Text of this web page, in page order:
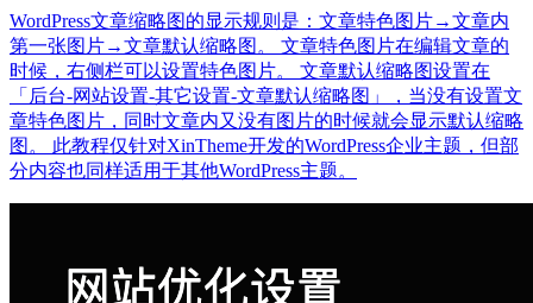
WordPress文章缩略图的显示规则是：文章特色图片→文章内
第一张图片→文章默认缩略图。 文章特色图片在编辑文章的
时候，右侧栏可以设置特色图片。 文章默认缩略图设置在
「后台-网站设置-其它设置-文章默认缩略图」，当没有设置文
章特色图片，同时文章内又没有图片的时候就会显示默认缩略
图。 此教程仅针对XinTheme开发的WordPress企业主题，但部
分内容也同样适用于其他WordPress主题。